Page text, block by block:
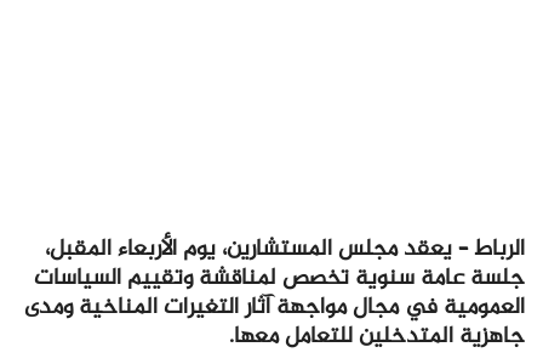
الرباط – يعقد مجلس المستشارين، يوم الأربعاء المقبل،
جلسة عامة سنوية تخصص لمناقشة وتقييم السياسات
العمومية في مجال مواجهة آثار التغيرات المناخية ومدى
جاهزية المتدخلين للتعامل معها.